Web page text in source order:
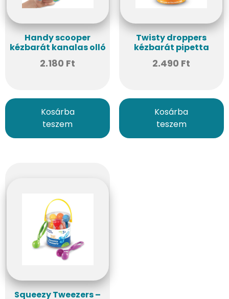
Handy scooper
kézbarát kanalas olló
2.180 Ft
Kosárba
teszem
Twisty droppers
kézbarát pipetta
2.490 Ft
Kosárba
teszem
Squeezy Tweezers –